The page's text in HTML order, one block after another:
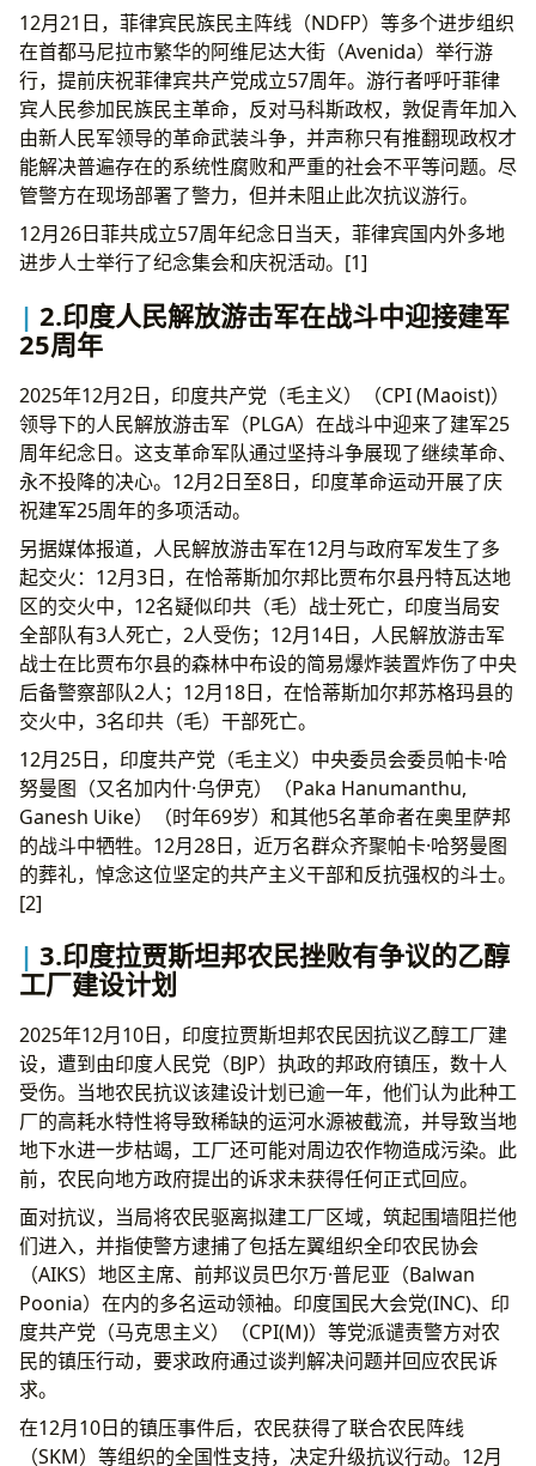
12月21日，菲律宾民族民主阵线（NDFP）等多个进步组织
在首都马尼拉市繁华的阿维尼达大街（Avenida）举行游
行，提前庆祝菲律宾共产党成立57周年。游行者呼吁菲律
宾人民参加民族民主革命，反对马科斯政权，敦促青年加入
由新人民军领导的革命武装斗争，并声称只有推翻现政权才
能解决普遍存在的系统性腐败和严重的社会不平等问题。尽
管警方在现场部署了警力，但并未阻止此次抗议游行。
12月26日菲共成立57周年纪念日当天，菲律宾国内外多地
进步人士举行了纪念集会和庆祝活动。[1]
2.印度人民解放游击军在战斗中迎接建军
25周年
2025年12月2日，印度共产党（毛主义）（CPI (Maoist)）
领导下的人民解放游击军（PLGA）在战斗中迎来了建军25
周年纪念日。这支革命军队通过坚持斗争展现了继续革命、
永不投降的决心。12月2日至8日，印度革命运动开展了庆
祝建军25周年的多项活动。
另据媒体报道，人民解放游击军在12月与政府军发生了多
起交火：12月3日，在恰蒂斯加尔邦比贾布尔县丹特瓦达地
区的交火中，12名疑似印共（毛）战士死亡，印度当局安
全部队有3人死亡，2人受伤；12月14日，人民解放游击军
战士在比贾布尔县的森林中布设的简易爆炸装置炸伤了中央
后备警察部队2人；12月18日，在恰蒂斯加尔邦苏格玛县的
交火中，3名印共（毛）干部死亡。
12月25日，印度共产党（毛主义）中央委员会委员帕卡·哈
努曼图（又名加内什·乌伊克）（Paka Hanumanthu,
Ganesh Uike）（时年69岁）和其他5名革命者在奥里萨邦
的战斗中牺牲。12月28日，近万名群众齐聚帕卡·哈努曼图
的葬礼，悼念这位坚定的共产主义干部和反抗强权的斗士。
[2]
3.印度拉贾斯坦邦农民挫败有争议的乙醇
工厂建设计划
2025年12月10日，印度拉贾斯坦邦农民因抗议乙醇工厂建
设，遭到由印度人民党（BJP）执政的邦政府镇压，数十人
受伤。当地农民抗议该建设计划已逾一年，他们认为此种工
厂的高耗水特性将导致稀缺的运河水源被截流，并导致当地
地下水进一步枯竭，工厂还可能对周边农作物造成污染。此
前，农民向地方政府提出的诉求未获得任何正式回应。
面对抗议，当局将农民驱离拟建工厂区域，筑起围墙阻拦他
们进入，并指使警方逮捕了包括左翼组织全印农民协会
（AIKS）地区主席、前邦议员巴尔万·普尼亚（Balwan
Poonia）在内的多名运动领袖。印度国民大会党(INC)、印
度共产党（马克思主义）（CPI(M)）等党派谴责警方对农
民的镇压行动，要求政府通过谈判解决问题并回应农民诉
求。
在12月10日的镇压事件后，农民获得了联合农民阵线
（SKM）等组织的全国性支持，决定升级抗议行动。12月